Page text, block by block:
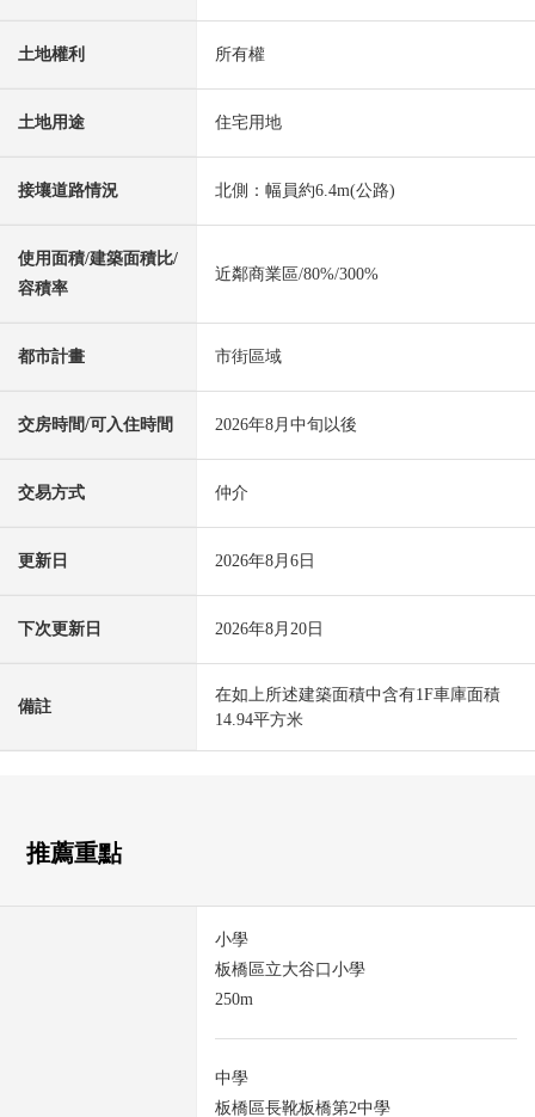
土地權利 所有權
土地用途 住宅用地
接壤道路情況 北側：幅員約6.4m(公路)
使用面積/建築面積比/
容積率
近鄰商業區/80%/300%
都市計畫 市街區域
交房時間/可入住時間 2026年8月中旬以後
交易方式 仲介
更新日 2026年8月6日
下次更新日 2026年8月20日
備註
在如上所述建築面積中含有1F車庫面積
14.94平方米
推薦重點
小學
板橋區立大谷口小學
250m
中學
板橋區長靴板橋第2中學